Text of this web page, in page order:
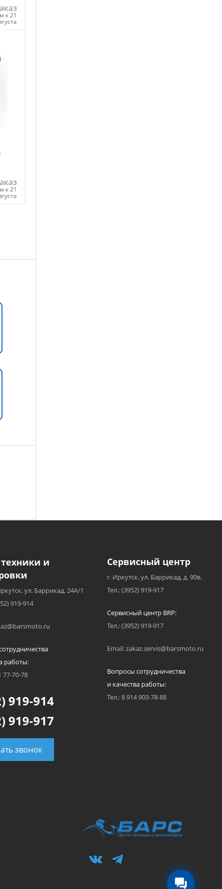
к 21
к 21
и
ул. Баррикад, 24А/1
919-914
работы:
77-70-78
919-914
919-917
звонок
Сервисный центр
г. Иркутск, ул. Баррикад, д. 90в.
Тел.: (3952) 919-917
Сервисный центр BRP:
Тел.: (3952) 919-917
Email: zakaz.servis@barsmoto.ru
Вопросы сотрудничества
и качества работы:
Тел.: 8 914 903-78-88